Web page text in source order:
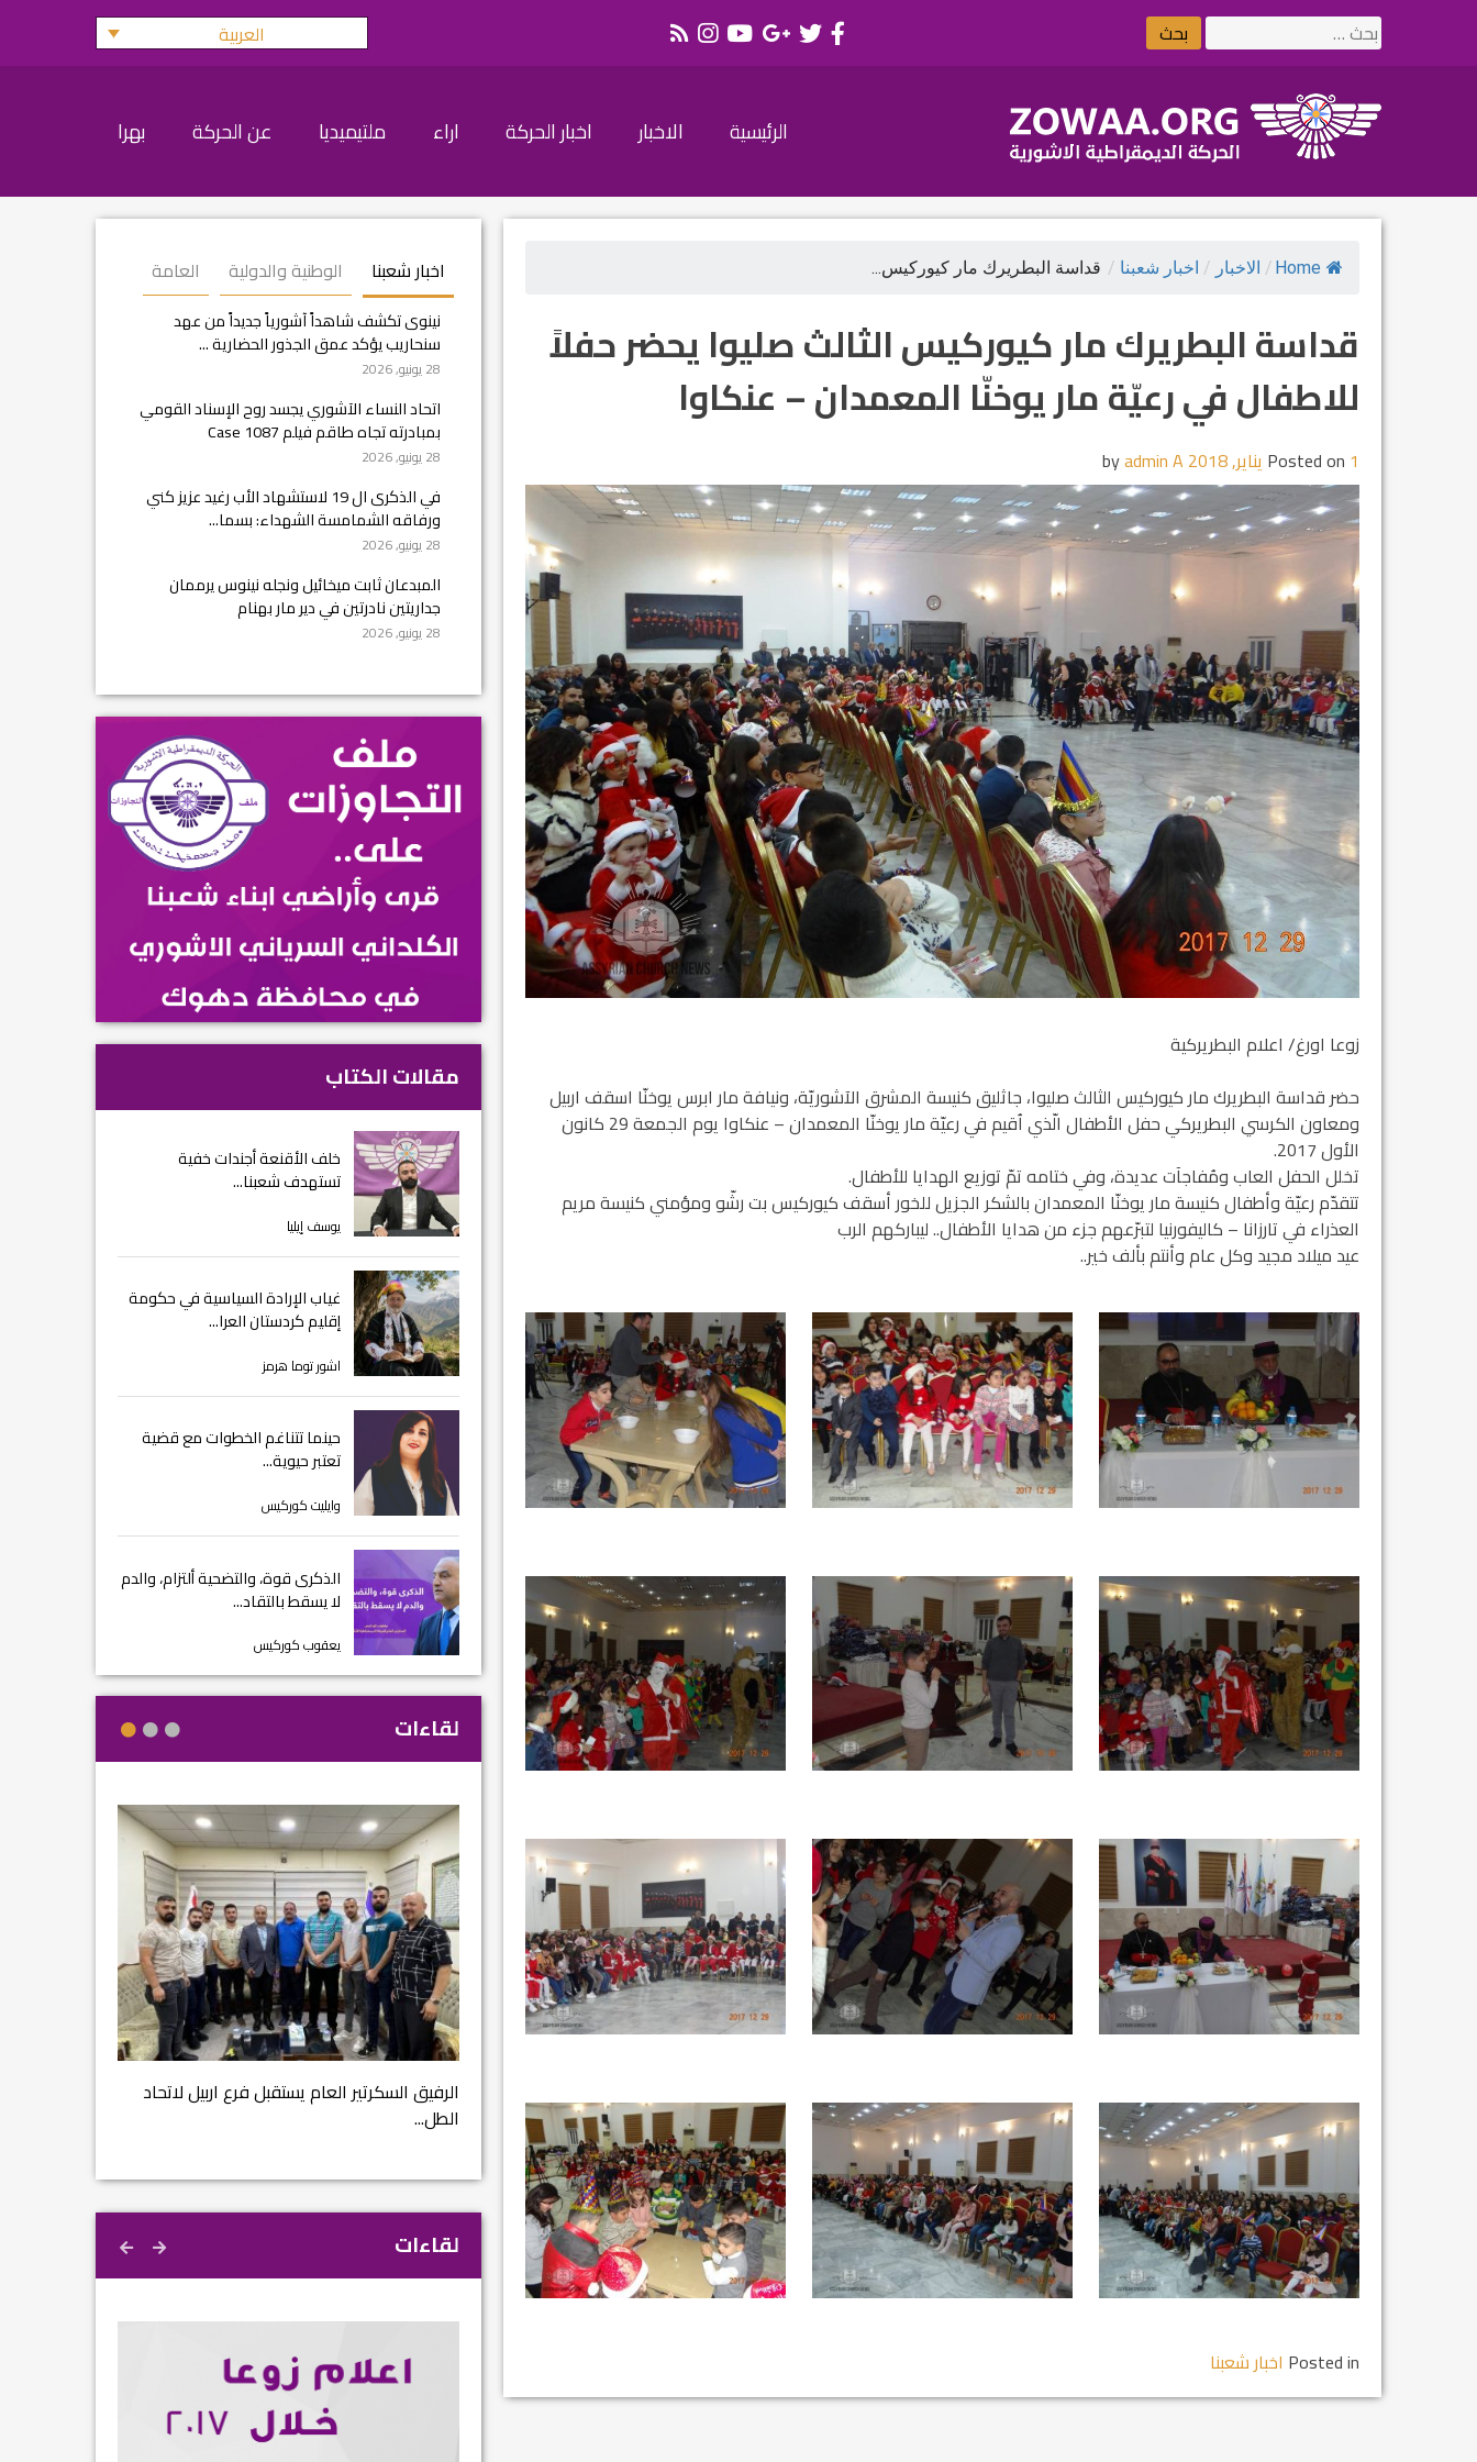
البحث
عن:
العربية
الرئيسية الاخبار اخبار الحركة اراء ملتيميديا عن الحركة بهرا
Home
/ الاخبار / اخبار شعبنا / قداسة البطريرك مار كيوركيس...
قداسة البطريرك مار كيوركيس الثالث صليوا يحضر حفلاً
للاطفال في رعيّة مار يوخنّا المعمدان – عنكاوا
Posted on 1 يناير, 2018 admin A
زوعا اورغ/ اعلام البطريركية
حضر قداسة البطريرك مار كيوركيس الثالث صليوا، جاثليق كنيسة المشرق الآشوريّة، ونيافة مار ابرس يوخنّا اسقف اربيل
ومعاون الكرسي البطريركي حفل الأطفال الّذي اُقيم في رعيّة مار يوخنّا المعمدان – عنكاوا يوم الجمعة 29 كانون
الأول 2017.
تخلل الحفل العاب ومُفاجآت عديدة، وفي ختامه تمّ توزيع الهدايا للأطفال.
تتقدّم رعيّة وأطفال كنيسة مار يوخنّا المعمدان بالشكر الجزيل للخور أسقف كيوركيس بت رشّو ومؤمني كنيسة مريم
العذراء في تارزانا – كاليفورنيا لتبرّعهم جزء من هدايا الأطفال.. ليباركهم الرب
عيد ميلاد مجيد وكل عام وأنتم بألف خير..
Posted in اخبار شعبنا
اخبار شعبنا الوطنية والدولية العامة
نينوى تكشف شاهداً آشورياً جديداً من عهد
سنحاريب يؤكد عمق الجذور الحضارية ...
28 يونيو, 2026
اتحاد النساء الآشوري يجسد روح الإسناد القومي
بمبادرته تجاه طاقم فيلم Case 1087
28 يونيو, 2026
في الذكرى ال 19 لاستشهاد الأب رغيد عزيز كني
ورفاقه الشمامسة الشهداء: بسما...
28 يونيو, 2026
المبدعان ثابت ميخائيل ونجله نينوس يرممان
جداريتين نادرتين في دير مار بهنام
28 يونيو, 2026
مقالات الكتاب
خلف الأقنعة أجندات خفية
تستهدف شعبنا...
يوسف إيليا
غياب الإرادة السياسية في حكومة
إقليم كردستان العرا...
اشور توما هرمز
حينما تتناغم الخطوات مع قضية
تعتبر حيوية...
وايليت كوركيس
الذكرى قوة، والتضحية ألتزام، والدم
لا يسقط بالتقاد...
يعقوب كوركيس
لقاءات
الطل...
مشروع إنقاذ مدينة النمرود الأثرية.. زوعا أورغ في
م...
لقاءات